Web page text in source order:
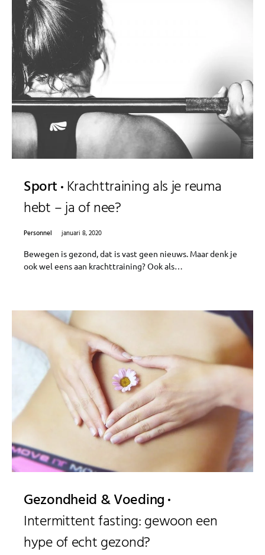
Sport Krachttraining als je reuma
hebt – ja of nee?
Personnel
januari 8, 2020
Bewegen is gezond, dat is vast geen nieuws. Maar denk je
ook wel eens aan krachttraining? Ook als…
Gezondheid & Voeding
Intermittent fasting: gewoon een
hype of echt gezond?